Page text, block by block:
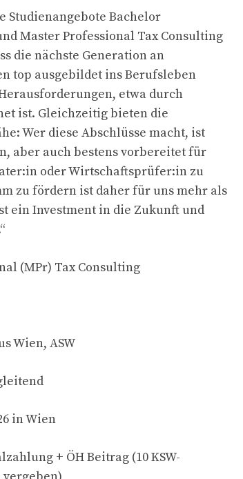
Studienangebote Bachelor
Master Professional Tax Consulting
die nächste Generation an
top ausgebildet ins Berufsleben
etwa durch
ist. Gleichzeitig bieten die
Wer diese Abschlüsse macht, ist
aber auch bestens vorbereitet für
oder Wirtschaftsprüfer:in zu
zu fördern ist daher für uns mehr als
ein Investment in die Zukunft und
(MPr) Tax Consulting
Wien, ASW
in Wien
+ ÖH Beitrag (10 KSW-